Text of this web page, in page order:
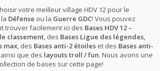
votre meilleur village HDV 12 pour le
la Défense ou la Guerre GDC! Vous pouvez
trouver facilement ici des Bases HDV 12 –
classement, des Bases Ligue des légendes,
max, des Bases anti-2 étoiles et des Bases anti-
ainsi que des layouts troll / fun. Nous avons une
de bases sur cette page!